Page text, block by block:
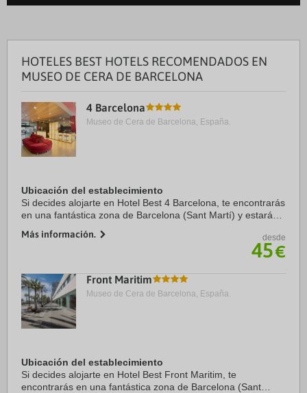
HOTELES BEST HOTELS RECOMENDADOS EN
MUSEO DE CERA DE BARCELONA
4 Barcelona
Museo de Cera de Barcelona, España.
Ubicación del establecimiento
Si decides alojarte en Hotel Best 4 Barcelona, te encontrarás
en una fantástica zona de Barcelona (Sant Martí) y estarás a
y Sagrada Familia. ...
Más información. desde
45€
Front Maritim
Museo de Cera de Barcelona, España.
Ubicación del establecimiento
Si decides alojarte en Hotel Best Front Maritim, te
encontrarás en una fantástica zona de Barcelona (Sant